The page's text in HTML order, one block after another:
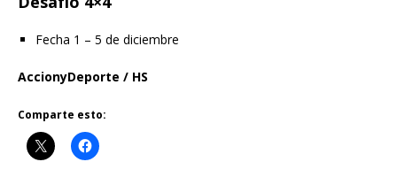
Fecha 1 – 5 de diciembre
AccionyDeporte / HS
Comparte esto: